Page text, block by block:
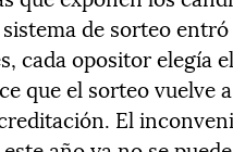
de sorteo
cada opositor elegía
que el sorteo vuelve
El